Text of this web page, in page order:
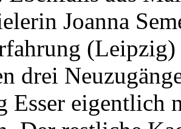
Joanna
drei
Esser eigentlich